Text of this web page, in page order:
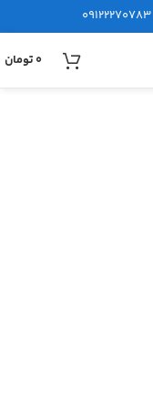
09122270783
0 تومان